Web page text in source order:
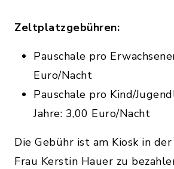
Zeltplatzgebühren:
Pauschale pro
Euro/Nacht
Pauschale pro Kind/
Jahre: 3,00 Euro/Nacht
Die Gebühr ist am Kiosk in der
Frau Kerstin Hauer zu